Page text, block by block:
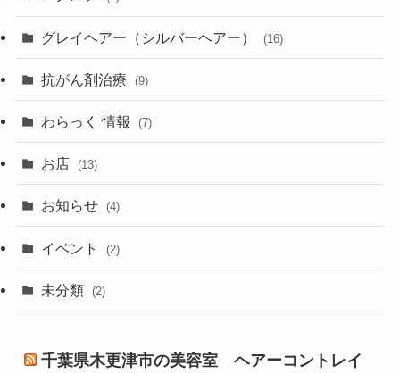
グレイヘアー（シルバーヘアー） (16)
抗がん剤治療 (9)
わらっく 情報 (7)
お店 (13)
お知らせ (4)
イベント (2)
未分類 (2)
千葉県木更津市の美容室 ヘアーコントレイ